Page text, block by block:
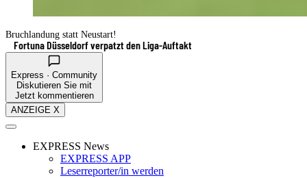
Bruchlandung statt Neustart!
Fortuna Düsseldorf verpatzt den Liga-Auftakt
Express · Community
Diskutieren Sie mit
Jetzt kommentieren
ANZEIGE X
EXPRESS News
EXPRESS APP
Leserreporter/in werden